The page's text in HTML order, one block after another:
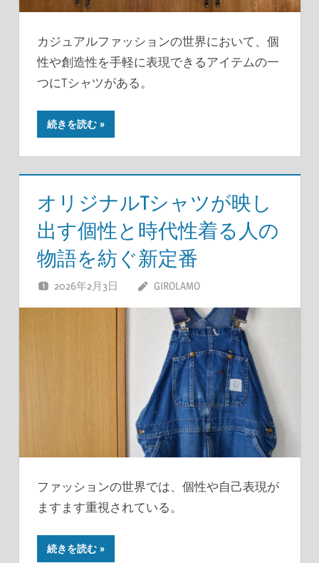
カジュアルファッションの世界において、個
性や創造性を手軽に表現できるアイテムの一
つにTシャツがある。
続きを読む
オリジナルTシャツが映し
出す個性と時代性着る人の
物語を紡ぐ新定番
2026年2月3日 GIROLAMO
ファッションの世界では、個性や自己表現が
ますます重視されている。
続きを読む